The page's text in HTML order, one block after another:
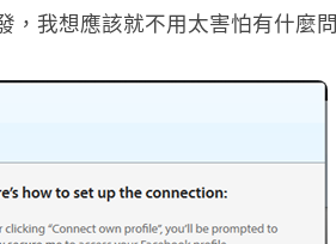
，我想應該就不用太害怕有什麼問